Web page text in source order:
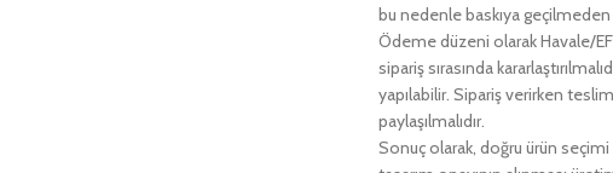
bu nedenle baskıya
Ödeme düzeni olarak Havale/
sipariş sırasında
yapılabilir. Sipariş verirken
paylaşılmalıdır.
Sonuç olarak, doğru ürün